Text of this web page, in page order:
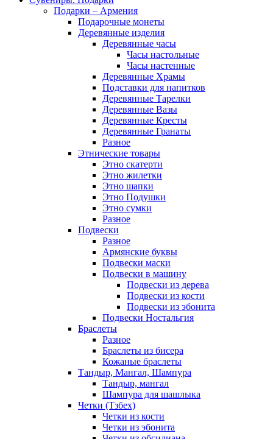
Подарки – Армения
Подарочные монеты
Деревянные изделия
Деревянные часы
Часы настольные
Часы настенные
Деревянные Храмы
Подставки для напитков
Деревянные Тарелки
Деревянные Вазы
Деревянные Кресты
Деревянные Гранаты
Разное
Этнические товары
Этно скатерти
Этно жилетки
Этно шапки
Этно Подушки
Этно сумки
Разное
Подвески
Разное
Армянские буквы
Подвески маски
Подвески в машину
Подвески из дерева
Подвески из кости
Подвески из эбонита
Подвески Ностальгия
Браслеты
Разное
Браслеты из бисера
Кожаные браслеты
Тандыр, Мангал, Шампура
Тандыр, мангал
Шампура для шашлыка
Четки (Тзбех)
Четки из кости
Четки из эбонита